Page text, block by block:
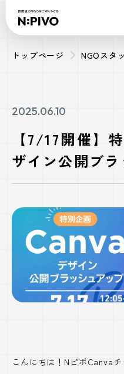
トップページ NGOスタ
2025.06.10
【7/17開催】
ザイン公開ブ
こんにちは！NピボCanvaチ